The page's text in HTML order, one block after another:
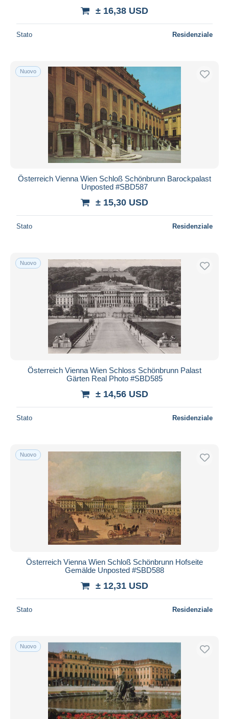
± 16,38 USD
Stato Residenziale
Nuovo
Österreich Vienna Wien Schloß Schönbrunn Barockpalast
Unposted #SBD587
± 15,30 USD
Stato Residenziale
Nuovo
Österreich Vienna Wien Schloss Schönbrunn Palast
Gärten Real Photo #SBD585
± 14,56 USD
Stato Residenziale
Nuovo
Österreich Vienna Wien Schloß Schönbrunn Hofseite
Gemälde Unposted #SBD588
± 12,31 USD
Stato Residenziale
Nuovo